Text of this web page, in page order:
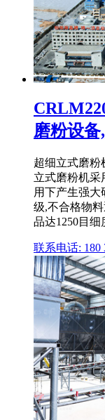
磨粉设备
超细立式磨粉
立式磨粉机采
用下产生强大
级,不合格物
品达1250目细
联系电话: 180